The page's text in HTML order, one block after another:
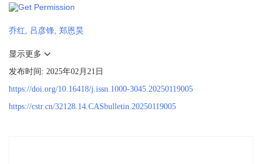
乔红 吕彦锋 郑恩昊
显示更多
发布时间: 2025年02月21日
https://doi.org/10.16418/j.issn.1000-3045.20250119005
https://cstr.cn/32128.14.CASbulletin.20250119005